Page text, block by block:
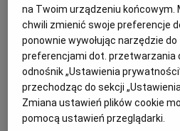
INNE
AFERA
ZGARNIA PULĘ
KOMENTARZ AFERA
Przedstawiony wczoraj projekt
osikowy kołek w serce wampira,
mniejszym
na Twoim urządzeniu końcowym.
chwili zmienić swoje preferencje
ponownie wywołując narzędzie
preferencjami dot. przetwarzania
odnośnik „Ustawienia
przechodząc do sekcji
Zmiana ustawień plików cookie
pomocą ustawień przeglądarki.